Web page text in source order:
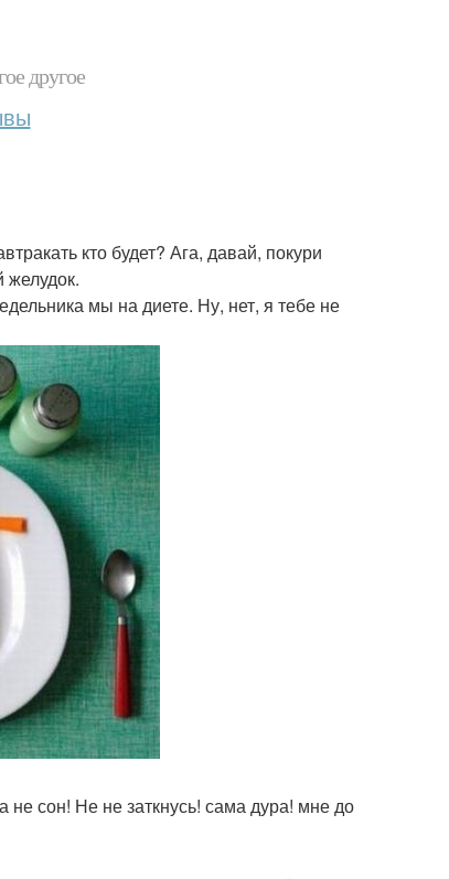
другое
кто будет? Ага, давай, покури
мы на диете. Ну, нет, я тебе не
сон! Не не заткнусь! сама дура! мне до